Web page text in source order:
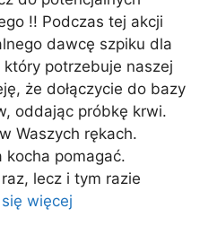
!! Podczas tej akcji
dawcę szpiku dla
potrzebuje naszej
że dołączycie do bazy
oddając próbkę krwi.
Waszych rękach.
kocha pomagać.
lecz i tym razie
więcej